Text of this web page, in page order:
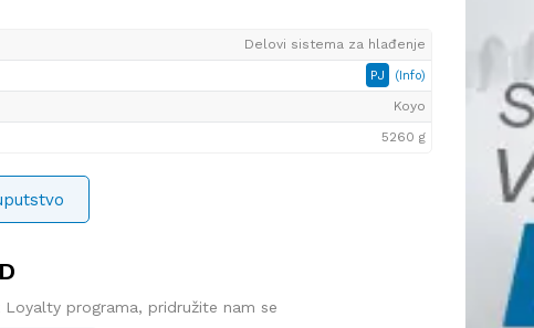
Delovi sistema za hlađenje
PJ (Info)
Koyo
5260 g
Loyalty programa, pridružite nam se